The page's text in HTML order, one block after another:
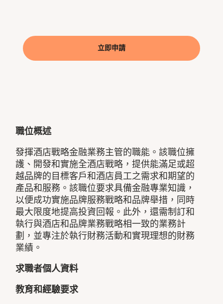
職位概述
發揮酒店戰略金融業務主管的職能。該職位擁
護、開發和實施全酒店戰略，提供能滿足或超
越品牌的目標客戶和酒店員工之需求和期望的
產品和服務。該職位要求具備金融專業知識，
以便成功實施品牌服務戰略和品牌舉措，同時
最大限度地提高投資回報。此外，還需制訂和
執行與酒店和品牌業務戰略相一致的業務計
劃，並專注於執行財務活動和實現理想的財務
業績。
求職者個人資料
教育和經驗要求
立即申請